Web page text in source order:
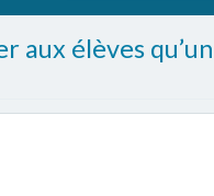
aux élèves